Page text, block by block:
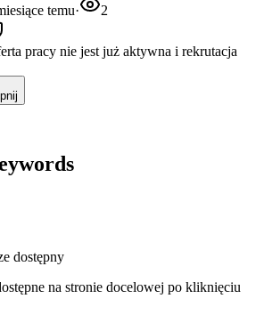
temu·
2
pracy nie jest już aktywna i rekrutacja
dostępny
na stronie docelowej po kliknięciu